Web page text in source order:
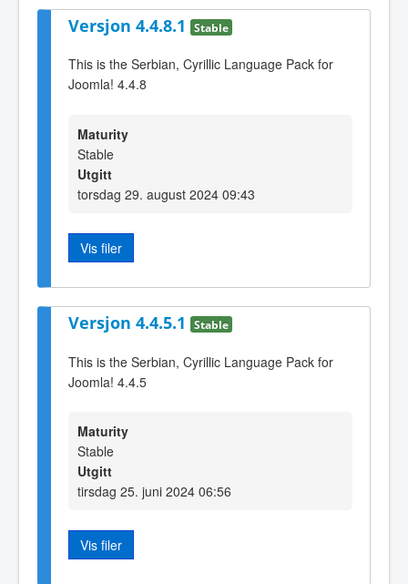
Versjon 4.4.8.1 Stable
This is the Serbian, Cyrillic Language Pack for
Joomla! 4.4.8
Maturity
Stable
Utgitt
torsdag 29. august 2024 09:43
Vis filer
Versjon 4.4.5.1 Stable
This is the Serbian, Cyrillic Language Pack for
Joomla! 4.4.5
Maturity
Stable
Utgitt
tirsdag 25. juni 2024 06:56
Vis filer